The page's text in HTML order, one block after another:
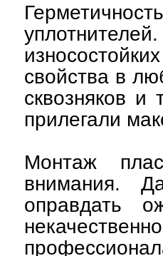
свойства в
сквозняков и
прилегали
Монтаж
внимания.
оправдать